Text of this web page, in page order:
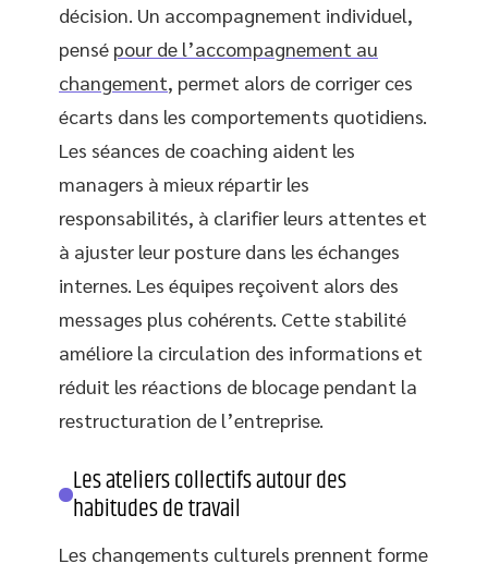
décision. Un accompagnement individuel,
pensé pour de l’accompagnement au
changement, permet alors de corriger ces
écarts dans les comportements quotidiens.
Les séances de coaching aident les
managers à mieux répartir les
responsabilités, à clarifier leurs attentes et
à ajuster leur posture dans les échanges
internes. Les équipes reçoivent alors des
messages plus cohérents. Cette stabilité
améliore la circulation des informations et
réduit les réactions de blocage pendant la
restructuration de l’entreprise.
Les ateliers collectifs autour des
habitudes de travail
Les changements culturels prennent forme